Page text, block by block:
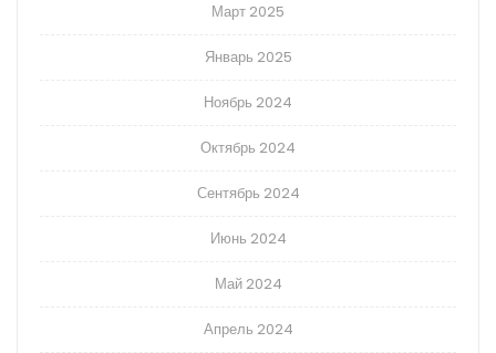
Март 2025
Январь 2025
Ноябрь 2024
Октябрь 2024
Сентябрь 2024
Июнь 2024
Май 2024
Апрель 2024